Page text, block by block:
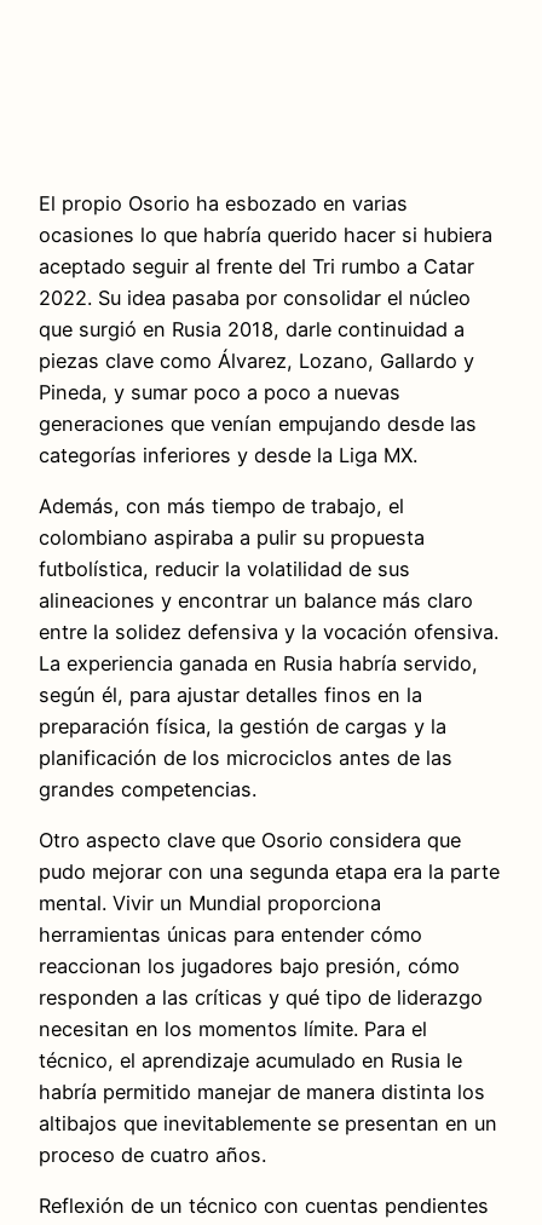
El propio Osorio ha esbozado en varias
ocasiones lo que habría querido hacer si hubiera
aceptado seguir al frente del Tri rumbo a Catar
2022. Su idea pasaba por consolidar el núcleo
que surgió en Rusia 2018, darle continuidad a
piezas clave como Álvarez, Lozano, Gallardo y
Pineda, y sumar poco a poco a nuevas
generaciones que venían empujando desde las
categorías inferiores y desde la Liga MX.
Además, con más tiempo de trabajo, el
colombiano aspiraba a pulir su propuesta
futbolística, reducir la volatilidad de sus
alineaciones y encontrar un balance más claro
entre la solidez defensiva y la vocación ofensiva.
La experiencia ganada en Rusia habría servido,
según él, para ajustar detalles finos en la
preparación física, la gestión de cargas y la
planificación de los microciclos antes de las
grandes competencias.
Otro aspecto clave que Osorio considera que
pudo mejorar con una segunda etapa era la parte
mental. Vivir un Mundial proporciona
herramientas únicas para entender cómo
reaccionan los jugadores bajo presión, cómo
responden a las críticas y qué tipo de liderazgo
necesitan en los momentos límite. Para el
técnico, el aprendizaje acumulado en Rusia le
habría permitido manejar de manera distinta los
altibajos que inevitablemente se presentan en un
proceso de cuatro años.
Reflexión de un técnico con cuentas pendientes